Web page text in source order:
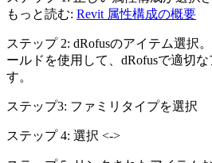
もっと読む: Revit 属性構成の概要
ステップ 2: dRofusのアイテム選択
ールドを使用して、dRofusで適切
す。
ステップ3: ファミリタイプを選択
ステップ 4: 選択 <->